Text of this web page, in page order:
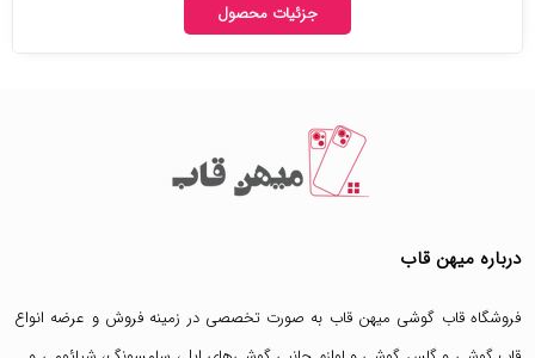
جزئیات محصول
درباره میهن قاب
فروشگاه قاب گوشی میهن قاب به صورت تخصصی در زمینه فروش و عرضه انواع